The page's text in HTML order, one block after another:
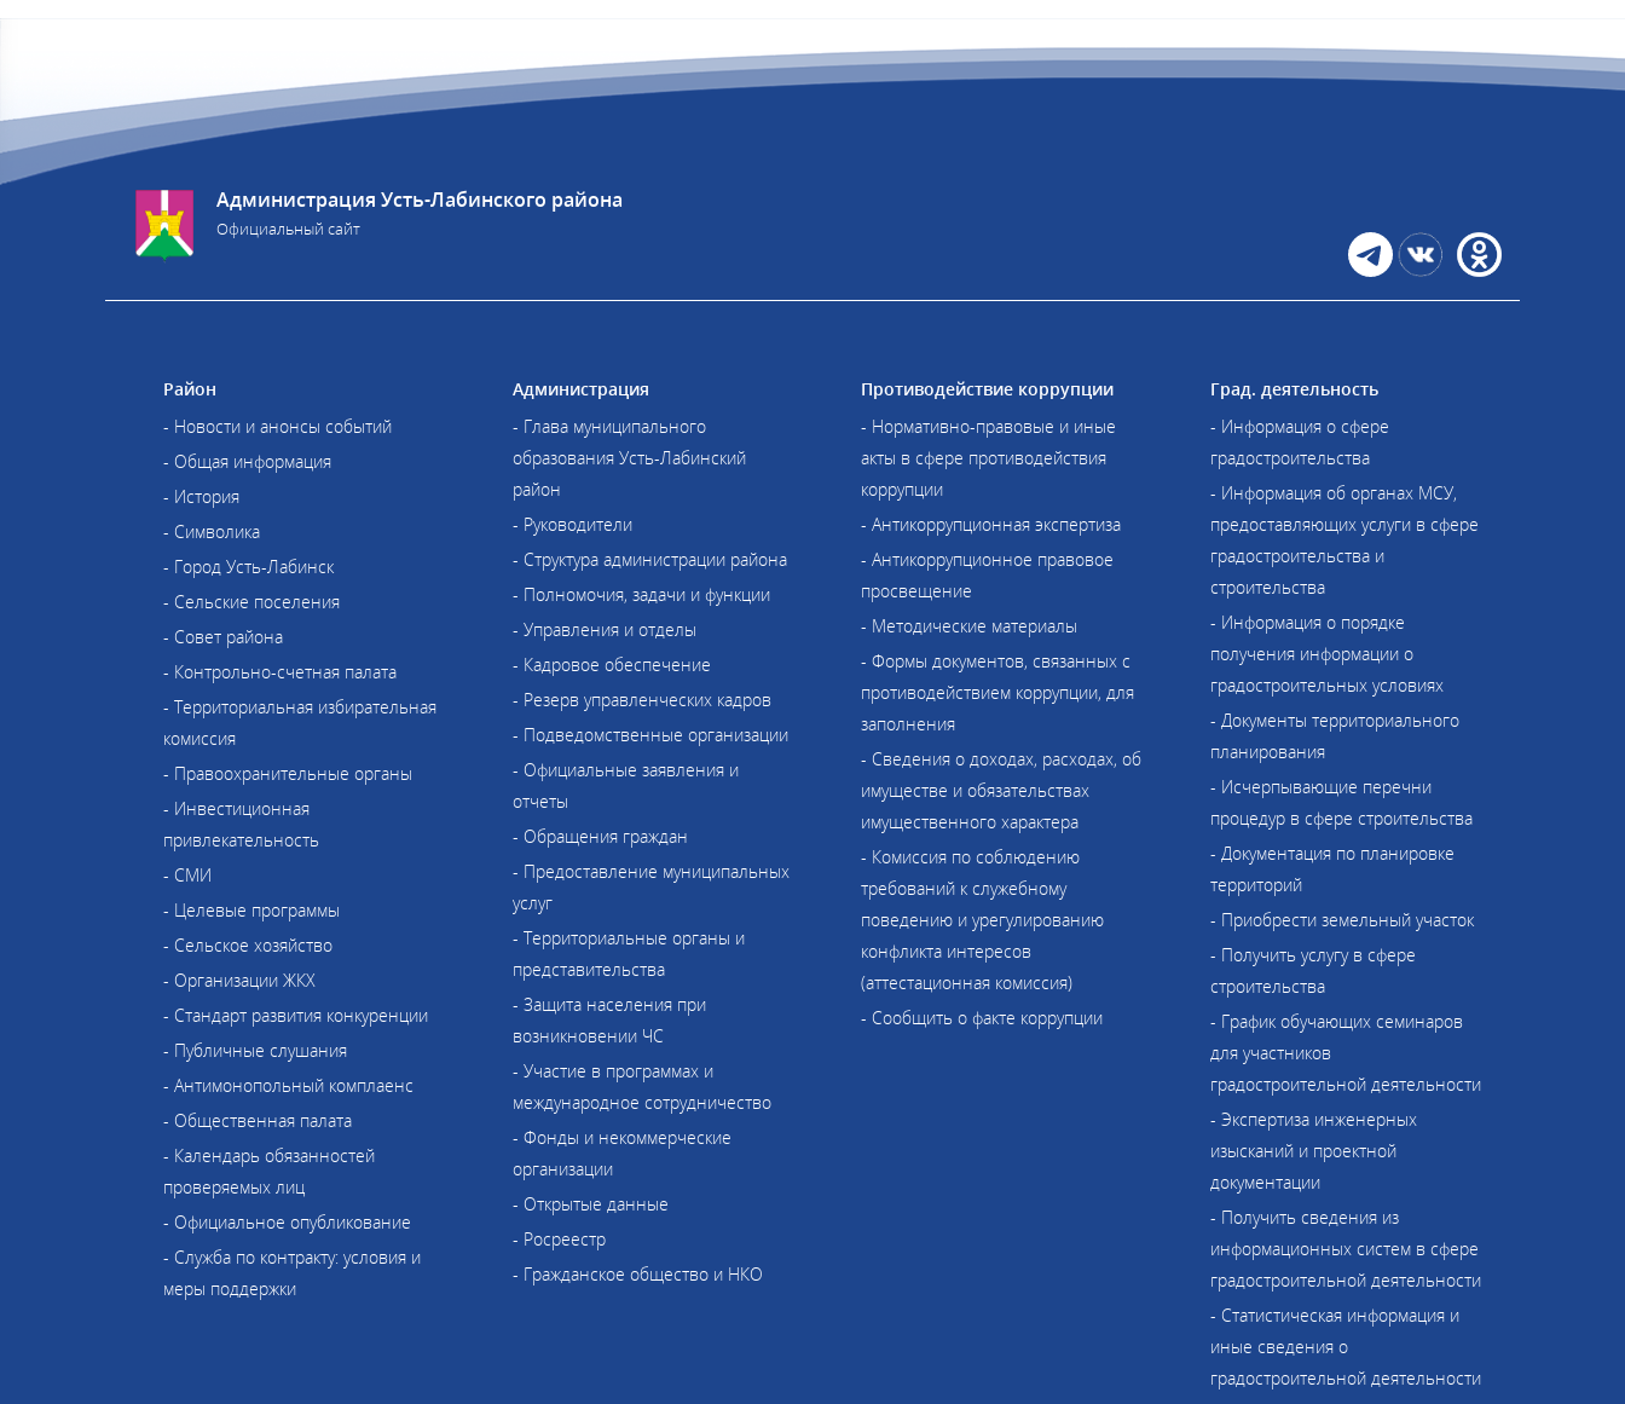
Администрация Усть-Лабинского района
Официальный сайт
Район
- Новости и анонсы событий
- Общая информация
- История
- Символика
- Город Усть-Лабинск
- Сельские поселения
- Совет района
- Контрольно-счетная палата
- Территориальная избирательная
комиссия
- Правоохранительные органы
- Инвестиционная
привлекательность
- СМИ
- Целевые программы
- Сельское хозяйство
- Организации ЖКХ
- Стандарт развития конкуренции
- Публичные слушания
- Антимонопольный комплаенс
- Общественная палата
- Календарь обязанностей
проверяемых лиц
- Официальное опубликование
- Служба по контракту: условия и
меры поддержки
Администрация
- Глава муниципального
образования Усть-Лабинский
район
- Руководители
- Структура администрации района
- Полномочия, задачи и функции
- Управления и отделы
- Кадровое обеспечение
- Резерв управленческих кадров
- Подведомственные организации
- Официальные заявления и
отчеты
- Обращения граждан
- Предоставление муниципальных
услуг
- Территориальные органы и
представительства
- Защита населения при
возникновении ЧС
- Участие в программах и
международное сотрудничество
- Фонды и некоммерческие
организации
- Открытые данные
- Росреестр
- Гражданское общество и НКО
Противодействие коррупции
- Нормативно-правовые и иные
акты в сфере противодействия
коррупции
- Антикоррупционная экспертиза
- Антикоррупционное правовое
просвещение
- Методические материалы
- Формы документов, связанных с
противодействием коррупции, для
заполнения
- Сведения о доходах, расходах, об
имуществе и обязательствах
имущественного характера
- Комиссия по соблюдению
требований к служебному
поведению и урегулированию
конфликта интересов
(аттестационная комиссия)
- Сообщить о факте коррупции
Град. деятельность
- Информация о сфере
градостроительства
- Информация об органах МСУ,
предоставляющих услуги в сфере
градостроительства и
строительства
- Информация о порядке
получения информации о
градостроительных условиях
- Документы территориального
планирования
- Исчерпывающие перечни
процедур в сфере строительства
- Документация по планировке
территорий
- Приобрести земельный участок
- Получить услугу в сфере
строительства
- График обучающих семинаров
для участников
градостроительной деятельности
- Экспертиза инженерных
изысканий и проектной
документации
- Получить сведения из
информационных систем в сфере
градостроительной деятельности
- Статистическая информация и
иные сведения о
градостроительной деятельности